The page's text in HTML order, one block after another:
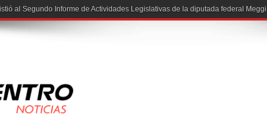
al Segundo Informe de Actividades Legislativas de la diputada federal